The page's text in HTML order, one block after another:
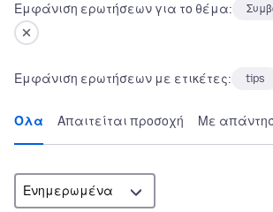
Εμφάνιση ερωτήσεων για το θέμα:
Εμφάνιση ερωτήσεων με ετικέτες: tips
Όλα Απαιτείται προσοχή Με